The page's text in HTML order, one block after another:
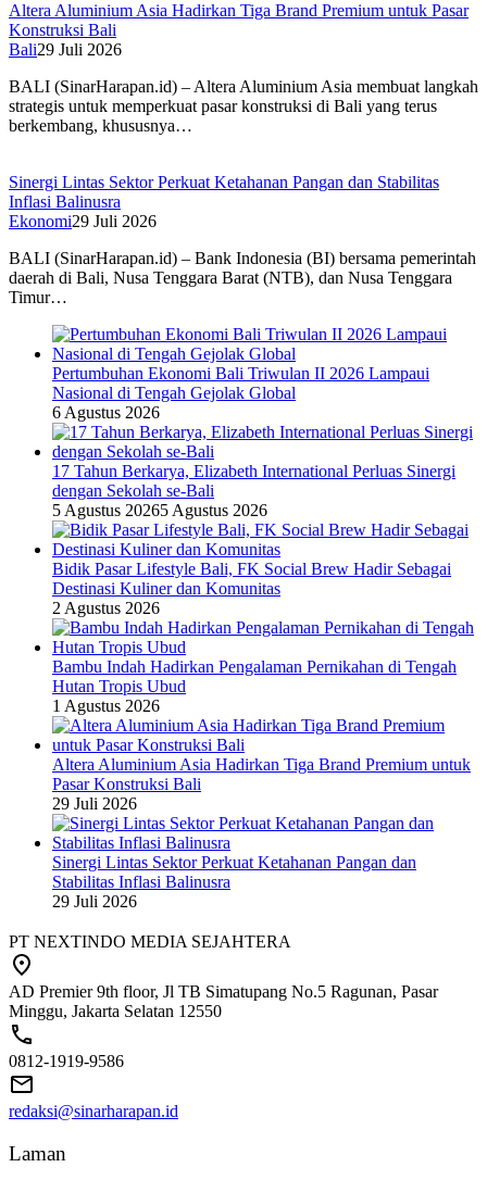
Altera Aluminium Asia Hadirkan Tiga Brand Premium untuk Pasar
Konstruksi Bali
Bali29 Juli 2026
BALI (SinarHarapan.id) – Altera Aluminium Asia membuat langkah
strategis untuk memperkuat pasar konstruksi di Bali yang terus
berkembang, khususnya…
Sinergi Lintas Sektor Perkuat Ketahanan Pangan dan Stabilitas
Inflasi Balinusra
Ekonomi29 Juli 2026
BALI (SinarHarapan.id) – Bank Indonesia (BI) bersama pemerintah
daerah di Bali, Nusa Tenggara Barat (NTB), dan Nusa Tenggara
Timur…
Pertumbuhan Ekonomi Bali Triwulan II 2026 Lampaui
Nasional di Tengah Gejolak Global
6 Agustus 2026
17 Tahun Berkarya, Elizabeth International Perluas Sinergi
dengan Sekolah se-Bali
5 Agustus 20265 Agustus 2026
Bidik Pasar Lifestyle Bali, FK Social Brew Hadir Sebagai
Destinasi Kuliner dan Komunitas
2 Agustus 2026
Bambu Indah Hadirkan Pengalaman Pernikahan di Tengah
Hutan Tropis Ubud
1 Agustus 2026
Altera Aluminium Asia Hadirkan Tiga Brand Premium untuk
Pasar Konstruksi Bali
29 Juli 2026
Sinergi Lintas Sektor Perkuat Ketahanan Pangan dan
Stabilitas Inflasi Balinusra
29 Juli 2026
PT NEXTINDO MEDIA SEJAHTERA
AD Premier 9th floor, Jl TB Simatupang No.5 Ragunan, Pasar
Minggu, Jakarta Selatan 12550
0812-1919-9586
redaksi@sinarharapan.id
Laman